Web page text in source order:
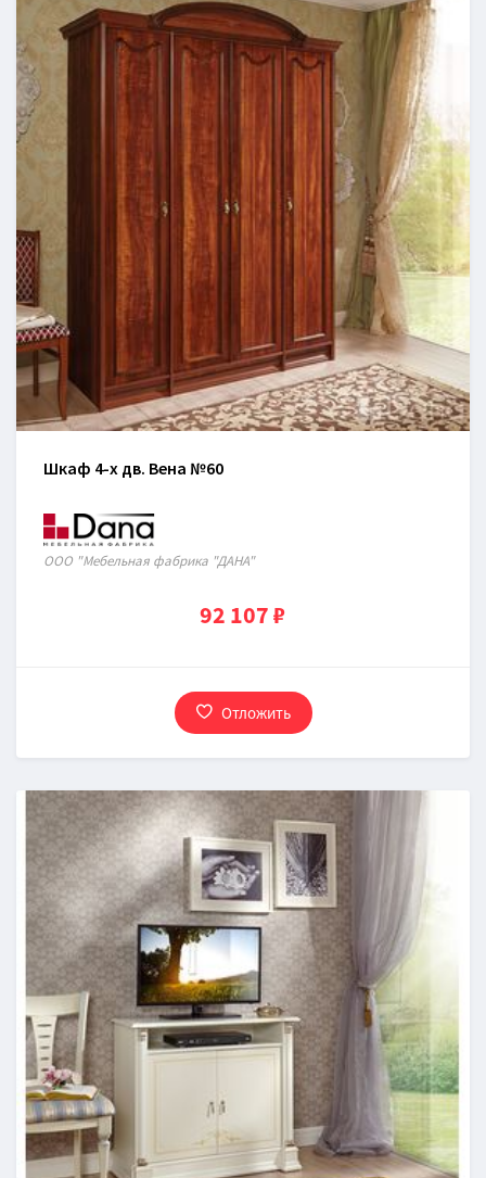
Шкаф 4-х дв. Вена №60
ООО "Мебельная фабрика "ДАНА"
92 107 ₽
Отложить